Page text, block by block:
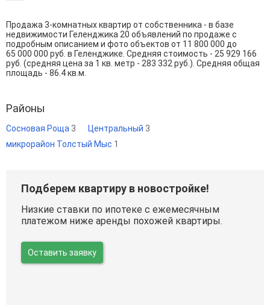
Продажа 3-комнатных квартир от собственника - в базе
недвижимости Геленджика 20 объявлений по продаже с
подробным описанием и фото объектов от 11 800 000 до
65 000 000 руб. в Геленджике. Средняя стоимость - 25 929 166
руб. (средняя цена за 1 кв. метр - 283 332 руб.). Средняя общая
площадь - 86.4 кв.м.
Районы
Сосновая Роща 3 Центральный 3
микрорайон Толстый Мыс 1
Подберем квартиру в новостройке!
Низкие ставки по ипотеке с ежемесячным
платежом ниже аренды похожей квартиры.
Оставить заявку